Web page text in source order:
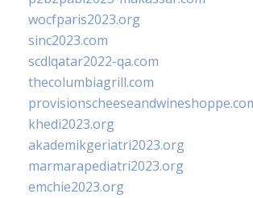
wocfparis2023.org
sinc2023.com
scdlqatar2022-qa.com
thecolumbiagrill.com
khedi2023.org
akademikgeriatri2023.org
marmarapediatri2023.org
emchie2023.org